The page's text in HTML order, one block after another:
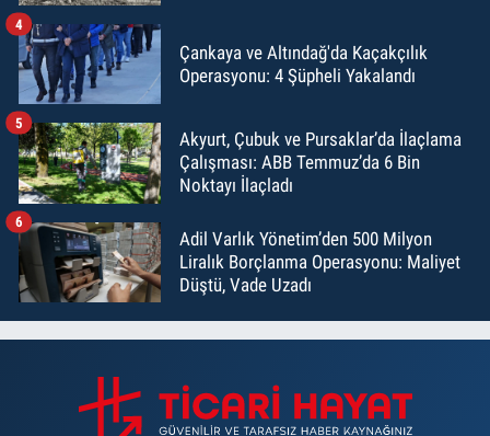
Çankaya ve Altındağ'da Kaçakçılık
Operasyonu: 4 Şüpheli Yakalandı
4
Akyurt, Çubuk ve Pursaklar’da İlaçlama
Çalışması: ABB Temmuz’da 6 Bin
Noktayı İlaçladı
5
Adil Varlık Yönetim’den 500 Milyon
Liralık Borçlanma Operasyonu: Maliyet
Düştü, Vade Uzadı
6